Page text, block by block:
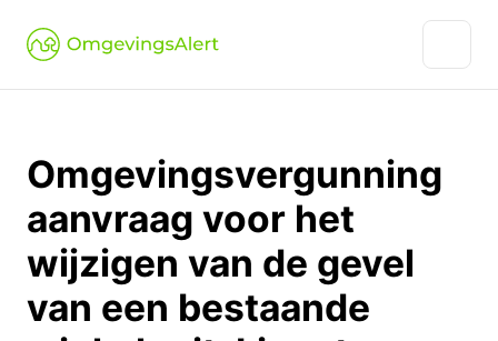
Omgevingsvergunning
aanvraag voor het
wijzigen van de gevel
van een bestaande